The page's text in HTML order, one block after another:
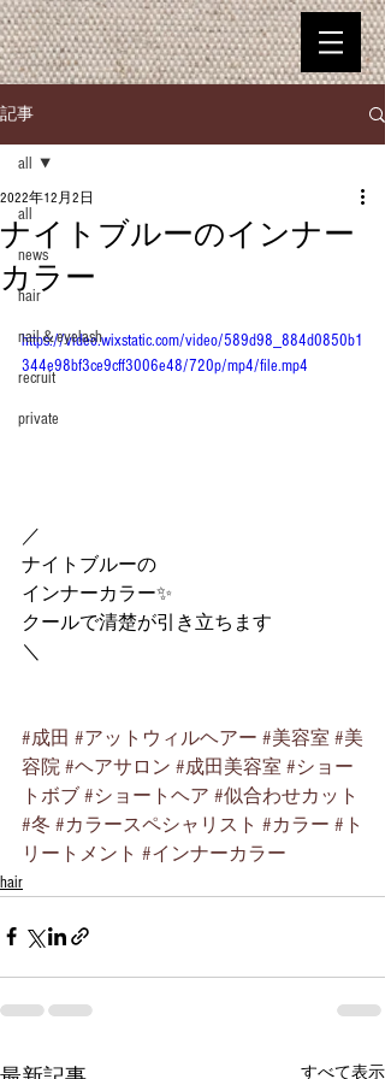
記事
all
news
hair
nail＆eyelash
recruit
private
all
ナイトブルーのインナー
カラー
2022年12月2日
https://video.wixstatic.com/video/589d98_884d0850b1
344e98bf3ce9cff3006e48/720p/mp4/file.mp4
／
ナイトブルーの
インナーカラー✨
クールで清楚が引き立ちます
＼
#成田 #アットウィルヘアー #美容室 #美
容院 #ヘアサロン #成田美容室 #ショー
トボブ #ショートヘア #似合わせカット
#冬 #カラースペシャリスト #カラー #ト
リートメント #インナーカラー
hair
すべて表示